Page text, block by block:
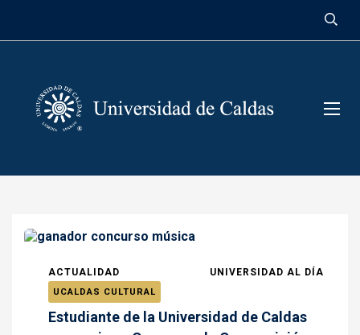
ACTUALIDAD UNIVERSIDAD AL DÍA
UCALDAS CULTURAL
Estudiante de la Universidad de Caldas